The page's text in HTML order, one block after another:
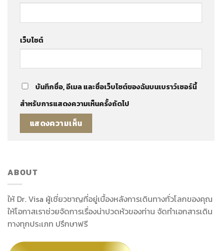
เว็บไซต์
บันทึกชื่อ, อีเมล และชื่อเว็บไซต์ของฉันบนเบราว์เซอร์นี้
สำหรับการแสดงความเห็นครั้งถัดไป
ABOUT
ให้ Dr. Visa ผู้เชี่ยวชาญที่อยู่เบื้องหลังการเดินทางทั่วโลกของคุณ
ให้โอกาสเราช่วยจัดการเรื่องน่าปวดหัวของท่าน จัดทำเอกสารเดิน
ทางทุกประเภท ปรึกษาฟรี